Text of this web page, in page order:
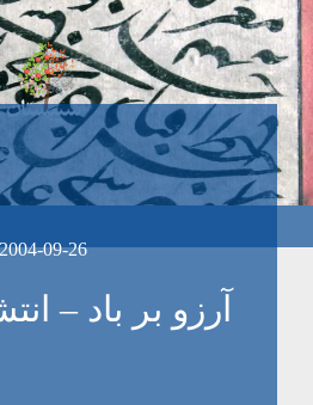
09-26
آرزو بر باد –